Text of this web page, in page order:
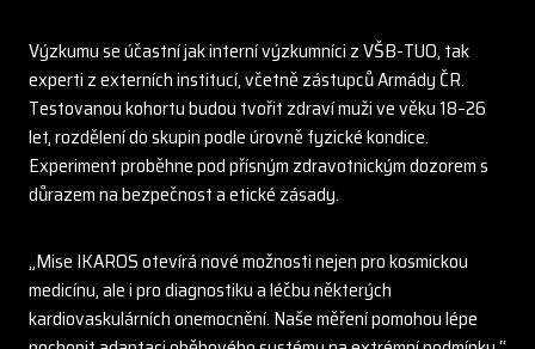
Výzkumu se účastní jak interní výzkumníci z VŠB-TUO, tak
experti z externích institucí, včetně zástupců Armády ČR.
Testovanou kohortu budou tvořit zdraví muži ve věku 18–26
let, rozdělení do skupin podle úrovně fyzické kondice.
Experiment proběhne pod přísným zdravotnickým dozorem s
důrazem na bezpečnost a etické zásady.
„Mise IKAROS otevírá nové možnosti nejen pro kosmickou
medicínu, ale i pro diagnostiku a léčbu některých
kardiovaskulárních onemocnění. Naše měření pomohou lépe